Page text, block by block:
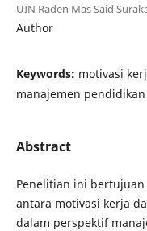
UIN Raden Mas Said
Author
Keywords: motivasi
manajemen pendidikan
Abstract
Penelitian ini
antara motivasi kerja
dalam perspektif